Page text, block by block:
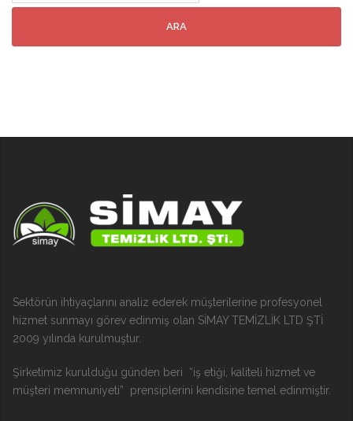
Sektörün ihtiyaçlarını analiz ederek müşterilerine profesyonel
hizmet sunmayı görev edinmiş olan SİMAY TEMİZLİK LTD ŞTİ
2009 yılında kurulmuştur.
Şirketimiz kurulduğu günden beri “iş etiği, kaliteli hizmet ve
müşteri memnuniyeti” prensiplerini kendisine temel edinmiştir.